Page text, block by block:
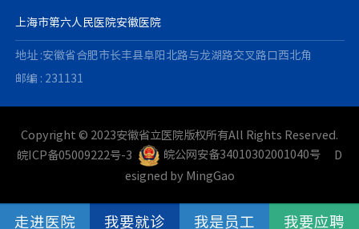
上海市第六人民医院安徽医院
地址 :安徽省合肥市长丰县阜阳北路与龙湖路交叉路口西北角
邮编 : 231131
Copyright © 2023安徽省立医院版权所有All Rights Reserved.
皖ICP备05009222号-3
皖公网安备34010302001040号
D
esigned by MingGao
走进医院 我要就诊 我是员工 我要应聘